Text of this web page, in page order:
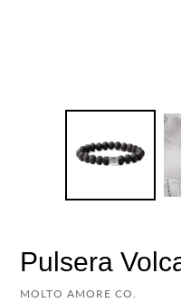
Pulsera
PROVEEDOR
MOLTO AMORE CO.